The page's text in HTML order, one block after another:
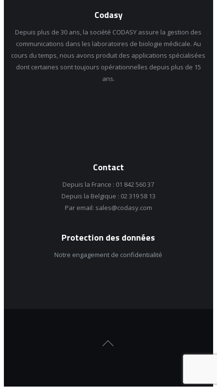
Codasy
Depuis plus de 30 ans, la société CODASY assure la gestion des
communications dans les laboratoires de biologie médicale. Au
cours du temps, nous avons produit des applications spécialisées
dont certaines sont toujours opérationnelles depuis plus de 15
ans.
Contact
Depuis la France : 01 842 560 37
Depuis la Belgique : 02 319 58 13
Par email: sales@codasy.com
Protection des données
Notre engagement de confidentialité